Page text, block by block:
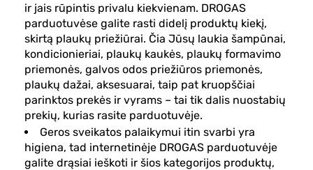
ir jais rūpintis privalu kiekvienam. DROGAS
parduotuvėse galite rasti didelį produktų kiekį,
skirtą plaukų priežiūrai. Čia Jūsų laukia šampūnai,
kondicionieriai, plaukų kaukės, plaukų formavimo
priemonės, galvos odos priežiūros priemonės,
plaukų dažai, aksesuarai, taip pat kruopščiai
parinktos prekės ir vyrams – tai tik dalis nuostabių
prekių, kurias rasite parduotuvėje.
Geros sveikatos palaikymui itin svarbi yra
higiena, tad internetinėje DROGAS parduotuvėje
galite drąsiai ieškoti ir šios kategorijos produktų,